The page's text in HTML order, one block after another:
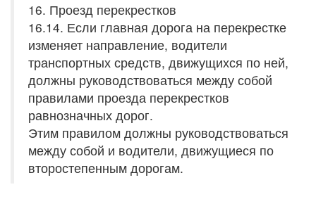
16. Проезд перекрестков
16.14. Если главная дорога на перекрестке
изменяет направление, водители
транспортных средств, движущихся по ней,
должны руководствоваться между собой
правилами проезда перекрестков
равнозначных дорог.
Этим правилом должны руководствоваться
между собой и водители, движущиеся по
второстепенным дорогам.